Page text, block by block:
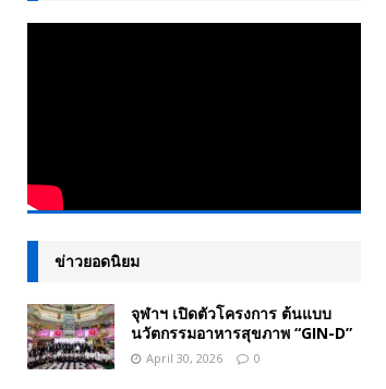
ข่าวยอดนิยม
จุฬาฯ เปิดตัวโครงการ ต้นแบบ
นวัตกรรมอาหารสุขภาพ “GIN-D”
April 30, 2026 0